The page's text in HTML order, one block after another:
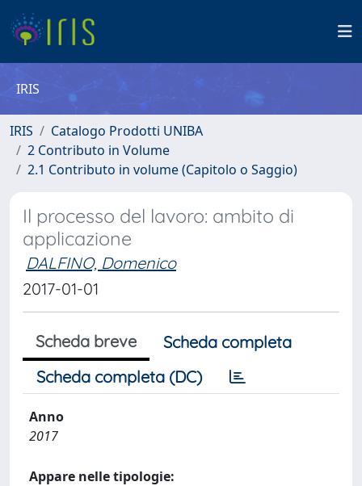
IRIS
IRIS
Catalogo Prodotti UNIBA
2 Contributo in Volume
2.1 Contributo in volume (Capitolo o Saggio)
Il processo del lavoro: ambito di
applicazione
DALFINO, Domenico
2017-01-01
Scheda breve
Scheda completa
Scheda completa (DC)
Anno
2017
Appare nelle tipologie: